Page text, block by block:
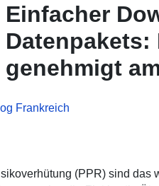
Einfacher
Datenpakets:
genehmigt
Frankreich
(PPR) sind das